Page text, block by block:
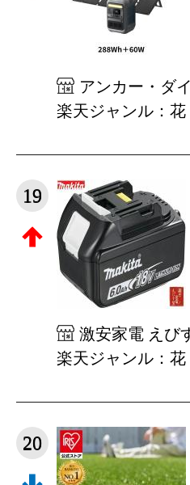
アンカー・ダ
楽天ジャンル：
19
激安家電 えび
楽天ジャンル：
20